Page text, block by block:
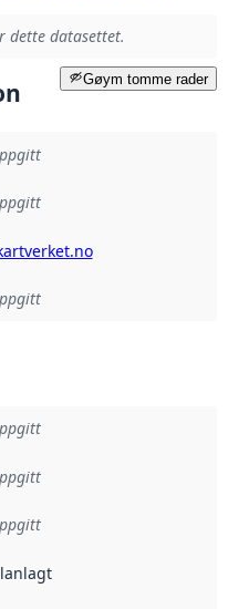
dette datasettet.
Gøym tomme rader